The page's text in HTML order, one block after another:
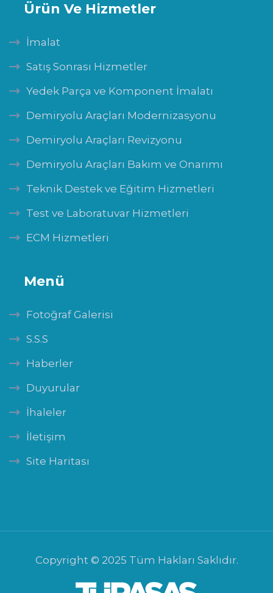
Ürün Ve Hizmetler
İmalat
Satış Sonrası Hizmetler
Yedek Parça ve Komponent İmalatı
Demiryolu Araçları Modernizasyonu
Demiryolu Araçları Revizyonu
Demiryolu Araçları Bakım ve Onarımı
Teknik Destek ve Eğitim Hizmetleri
Test ve Laboratuvar Hizmetleri
ECM Hizmetleri
Menü
Fotoğraf Galerisi
S.S.S
Haberler
Duyurular
İhaleler
İletişim
Site Haritası
Copyright © 2025 Tüm Hakları Saklıdır.